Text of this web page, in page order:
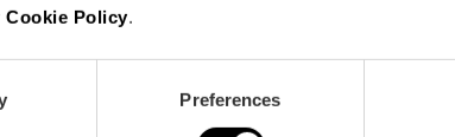
Cookie Policy.
Preferences